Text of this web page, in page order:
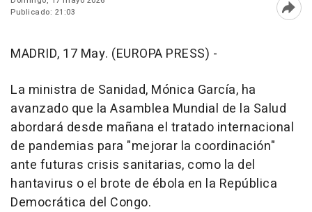
Publicado: 21:03
MADRID, 17 May. (EUROPA PRESS) -
La ministra de Sanidad, Mónica García, ha
avanzado que la Asamblea Mundial de la Salud
abordará desde mañana el tratado internacional
de pandemias para "mejorar la coordinación"
ante futuras crisis sanitarias, como la del
hantavirus o el brote de ébola en la República
Democrática del Congo.